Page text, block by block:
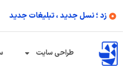
زد ؛ نسل جدید ، تبلیغات جدید
طراحی سایت